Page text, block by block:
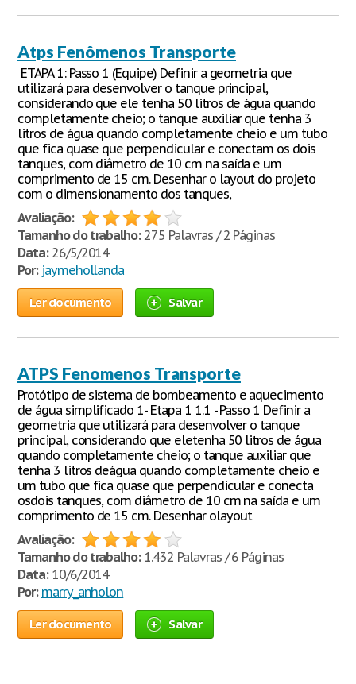
Atps Fenômenos Transporte
ETAPA 1: Passo 1 (Equipe) Definir a geometria que
utilizará para desenvolver o tanque principal,
considerando que ele tenha 50 litros de água quando
completamente cheio; o tanque auxiliar que tenha 3
litros de água quando completamente cheio e um tubo
que fica quase que perpendicular e conectam os dois
tanques, com diâmetro de 10 cm na saída e um
comprimento de 15 cm. Desenhar o layout do projeto
com o dimensionamento dos tanques,
Avaliação:
Tamanho do trabalho:275 Palavras / 2 Páginas
Data:26/5/2014
Por: jaymehollanda
Ler documento Salvar
ATPS Fenomenos Transporte
Protótipo de sistema de bombeamento e aquecimento
de água simplificado 1- Etapa 1 1.1 - Passo 1 Definir a
geometria que utilizará para desenvolver o tanque
principal, considerando que eletenha 50 litros de água
quando completamente cheio; o tanque auxiliar que
tenha 3 litros deágua quando completamente cheio e
um tubo que fica quase que perpendicular e conecta
osdois tanques, com diâmetro de 10 cm na saída e um
comprimento de 15 cm. Desenhar olayout
Avaliação:
Tamanho do trabalho:1.432 Palavras / 6 Páginas
Data:10/6/2014
Por: marry_anholon
Ler documento Salvar